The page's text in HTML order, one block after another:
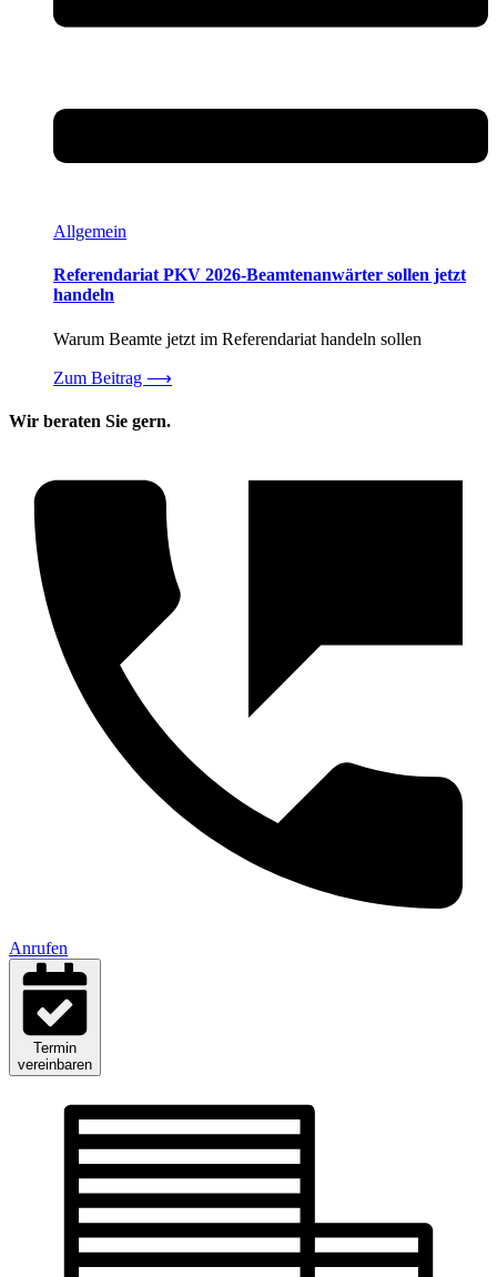
Allgemein
Referendariat PKV 2026-Beamtenanwärter sollen jetzt
handeln
Warum Beamte jetzt im Referendariat handeln sollen
Zum Beitrag ⟶
Wir beraten Sie gern.
Anrufen
Termin
vereinbaren